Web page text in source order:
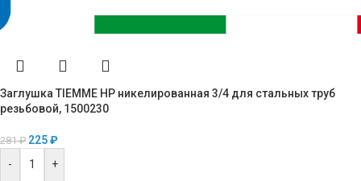
Заглушка TIEMME НР никелированная 3/4 для стальных труб
резьбовой, 1500230
281₽ 225₽
-
+